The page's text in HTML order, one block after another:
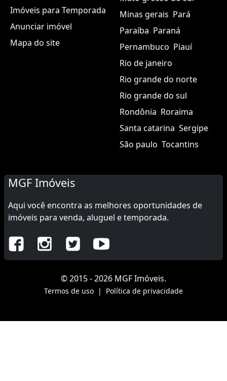
Imóveis para Temporada
Anunciar imóvel
Mapa do site
Minas gerais Pará
Paraíba Paraná
Pernambuco Piauí
Rio de janeiro
Rio grande do norte
Rio grande do sul
Rondônia Roraima
Santa catarina Sergipe
São paulo Tocantins
MGF Imóveis
Aqui você encontra as melhores oportunidades de
imóveis para venda, aluguel e temporada.
© 2015 - 2026 MGF Imóveis.
Termos de uso | Política de privacidade